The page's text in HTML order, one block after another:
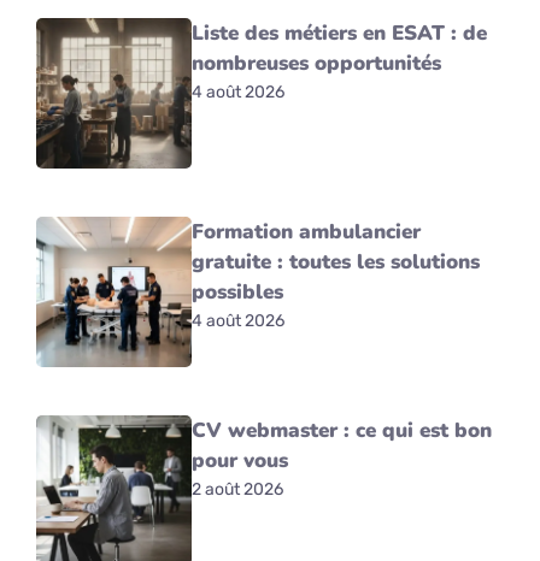
Liste des métiers en ESAT : de
nombreuses opportunités
4 août 2026
Formation ambulancier
gratuite : toutes les solutions
possibles
4 août 2026
CV webmaster : ce qui est bon
pour vous
2 août 2026